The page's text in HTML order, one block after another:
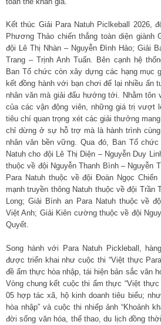
Kết thúc Giải Para Natuh Piclkeball 2026,
Phương Thảo chiến thắng toàn diện giành
đội Lê Thị Nhàn – Nguyễn Đình Hảo; Giải
Trang – Trịnh Anh Tuấn. Bên cạnh hệ
Ban Tổ chức còn xây dựng các hạng mục
kết đồng hành với bạn chơi để lại nhiều ấn
nhân văn mà giải đấu hướng tới. Nhằm tôn
của các vận động viên, những giá trị vượt
tiêu chí quan trọng xét các giải thưởng
chỉ dừng ở sự hỗ trợ mà là hành trình
nhân văn bền vững. Qua đó, Ban Tổ
Natuh cho đội Lê Thị Diện – Nguyễn Duy
thuộc về đội Nguyễn Thanh Bình – Nguyễn
Para Natuh thuộc về đội Đoàn Ngọc
mạnh truyền thông Natuh thuộc về đội Trần
Long; Giải Bình an Para Natuh thuộc về
Việt Anh; Giải Kiên cường thuộc về đội
Quyết.
Song hành với Para Natuh Pickleball,
được triển khai như cuộc thi “Việt thực
đề ẩm thực hòa nhập, tái hiện bản sắc văn
Vòng chung kết cuộc thi ẩm thực “Việt
05 hợp tác xã, hộ kinh doanh tiêu biểu;
hòa nhập” và cuộc thi nhiếp ảnh “Khoảnh
đời sống văn hóa, thể thao, du lịch đồng